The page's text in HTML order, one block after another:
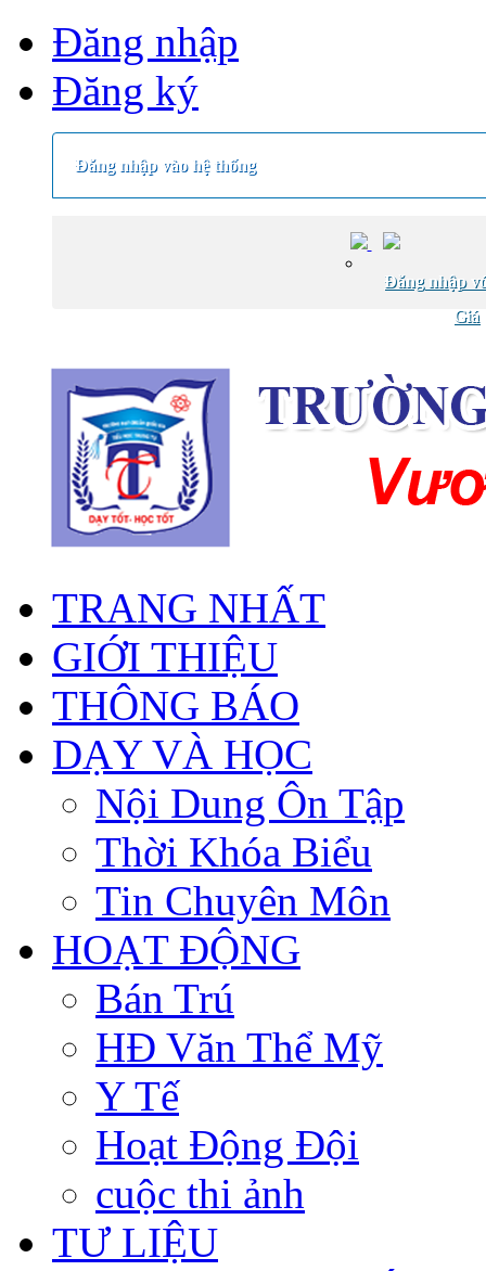
Đăng nhập
Đăng ký
Đăng nhập vào hệ thống
Đăng nhập
Giá
TRANG NHẤT
GIỚI THIỆU
THÔNG BÁO
DẠY VÀ HỌC
Nội Dung Ôn Tập
Thời Khóa Biểu
Tin Chuyên Môn
HOẠT ĐỘNG
Bán Trú
HĐ Văn Thể Mỹ
Y Tế
Hoạt Động Đội
cuộc thi ảnh
TƯ LIỆU